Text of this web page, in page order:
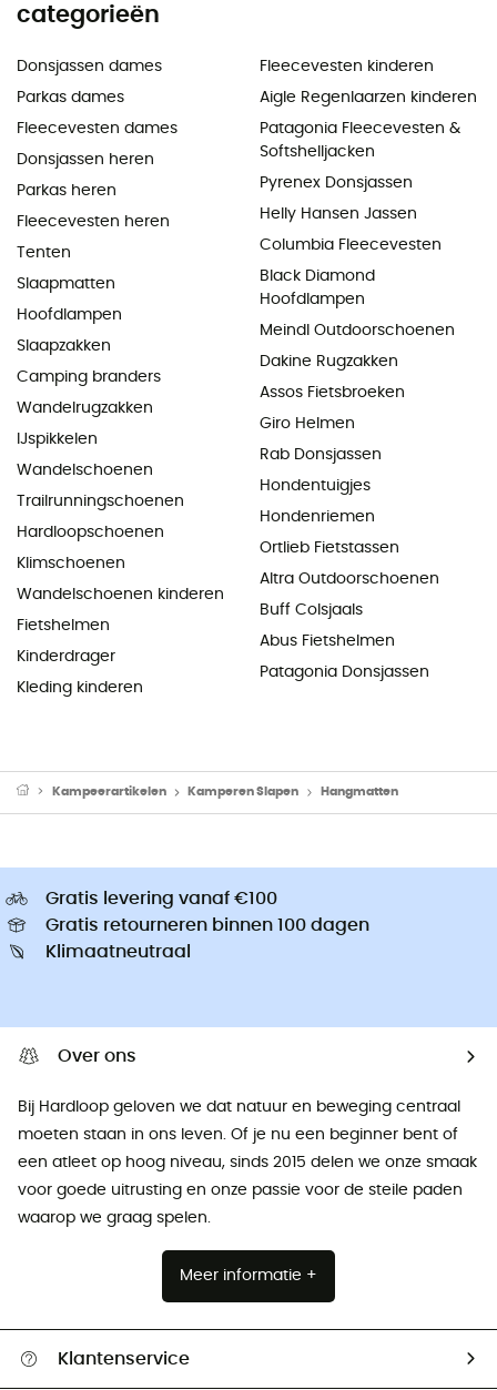
categorieën
Donsjassen dames
Parkas dames
Fleecevesten dames
Donsjassen heren
Parkas heren
Fleecevesten heren
Tenten
Slaapmatten
Hoofdlampen
Slaapzakken
Camping branders
Wandelrugzakken
IJspikkelen
Wandelschoenen
Trailrunningschoenen
Hardloopschoenen
Klimschoenen
Wandelschoenen kinderen
Fietshelmen
Kinderdrager
Kleding kinderen
Fleecevesten kinderen
Aigle Regenlaarzen kinderen
Patagonia Fleecevesten &
Softshelljacken
Pyrenex Donsjassen
Helly Hansen Jassen
Columbia Fleecevesten
Black Diamond
Hoofdlampen
Meindl Outdoorschoenen
Dakine Rugzakken
Assos Fietsbroeken
Giro Helmen
Rab Donsjassen
Hondentuigjes
Hondenriemen
Ortlieb Fietstassen
Altra Outdoorschoenen
Buff Colsjaals
Abus Fietshelmen
Patagonia Donsjassen
Kampeerartikelen Kamperen Slapen Hangmatten
Gratis levering vanaf €100
Gratis retourneren binnen 100 dagen
Klimaatneutraal
Over ons
Bij Hardloop geloven we dat natuur en beweging centraal
moeten staan ​​in ons leven. Of je nu een beginner bent of
een atleet op hoog niveau, sinds 2015 delen we onze smaak
voor goede uitrusting en onze passie voor de steile paden
waarop we graag spelen.
Meer informatie +
Klantenservice